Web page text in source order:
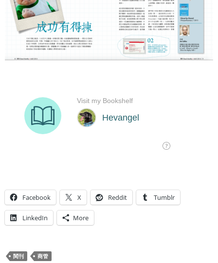
Facebook X Reddit Tumblr
LinkedIn More
閱刊 商管